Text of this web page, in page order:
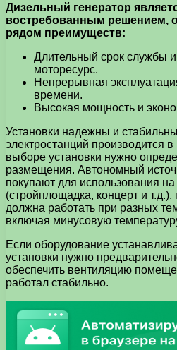
Дизельный генератор
востребованным решением,
рядом преимуществ:
Длительный срок службы
моторесурс.
Непрерывная
времени.
Высокая мощность и
Установки надежны и
электростанций производится
выборе установки нужно
размещения. Автономный
покупают для использования
(стройплощадка, концерт и
должна работать при разных
включая минусовую
Если оборудование
установки нужно
обеспечить вентиляцию
работал стабильно.